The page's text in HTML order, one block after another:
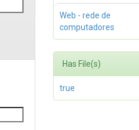
Web - rede de
computadores
Has File(s)
true